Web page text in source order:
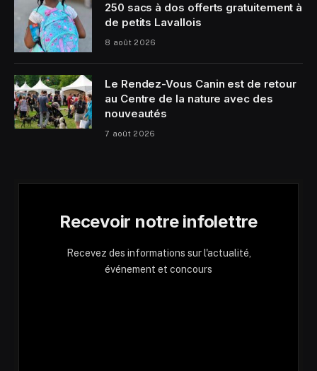
250 sacs à dos offerts gratuitement à
de petits Lavallois
8 août 2026
Le Rendez-Vous Canin est de retour
au Centre de la nature avec des
nouveautés
7 août 2026
Recevoir notre infolettre
Recevez des informations sur l'actualité,
événement et concours